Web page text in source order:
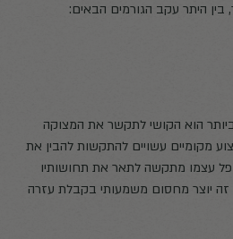
בין היתר עקב הגורמים הבאים:
הוא הקושי לתקשר את המצוקה
מקומיים עשויים להתקשות להבין את
עצמו מתקשה לתאר את תחושותיו
יוצר מחסום משמעותי בקבלת עזרה